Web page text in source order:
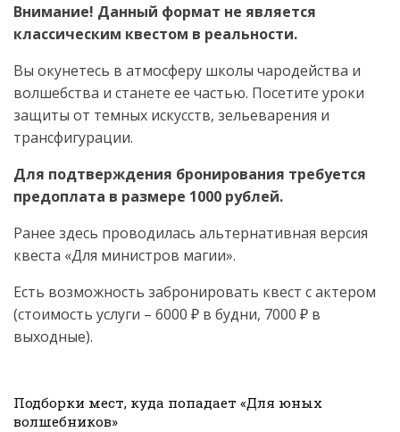
Внимание! Данный формат не является
классическим квестом в реальности.
Вы окунетесь в атмосферу школы чародейства и
волшебства и станете ее частью. Посетите уроки
защиты от темных искусств, зельеварения и
трансфигурации.
Для подтверждения бронирования требуется
предоплата в размере 1000 рублей.
Ранее здесь проводилась альтернативная версия
квеста «Для министров магии».
Есть возможность забронировать квест с актером
(стоимость услуги – 6000 ₽ в будни, 7000 ₽ в
выходные).
Подборки мест, куда попадает «Для юных
волшебников»